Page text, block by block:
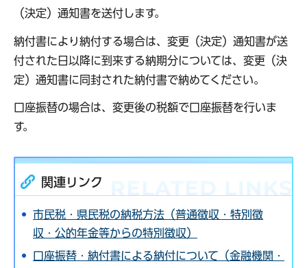
（決定）通知書を送付します。
納付書により納付する場合は、変更（決定）通知書が送
付された日以降に到来する納期分については、変更（決
定）通知書に同封された納付書で納めてください。
口座振替の場合は、変更後の税額で口座振替を行いま
す。
関連リンク
市民税・県民税の納税方法（普通徴収・特別徴
収・公的年金等からの特別徴収）
口座振替・納付書による納付について（金融機関・